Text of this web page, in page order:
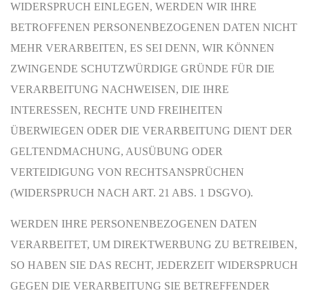
WIDERSPRUCH EINLEGEN, WERDEN WIR IHRE
BETROFFENEN PERSONENBEZOGENEN DATEN NICHT
MEHR VERARBEITEN, ES SEI DENN, WIR KÖNNEN
ZWINGENDE SCHUTZWÜRDIGE GRÜNDE FÜR DIE
VERARBEITUNG NACHWEISEN, DIE IHRE
INTERESSEN, RECHTE UND FREIHEITEN
ÜBERWIEGEN ODER DIE VERARBEITUNG DIENT DER
GELTENDMACHUNG, AUSÜBUNG ODER
VERTEIDIGUNG VON RECHTSANSPRÜCHEN
(WIDERSPRUCH NACH ART. 21 ABS. 1 DSGVO).
WERDEN IHRE PERSONENBEZOGENEN DATEN
VERARBEITET, UM DIREKTWERBUNG ZU BETREIBEN,
SO HABEN SIE DAS RECHT, JEDERZEIT WIDERSPRUCH
GEGEN DIE VERARBEITUNG SIE BETREFFENDER